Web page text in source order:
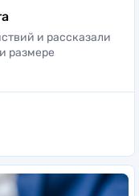
и рассказали
размере